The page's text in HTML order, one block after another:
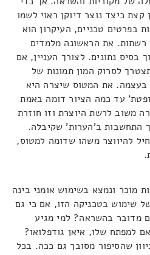
כיצד נוצר דיוקן ראוי לשמו
בפרטים טכניים, העיקרון הוא
רשתות. את הראשונה מלמדים
בסיס נתונים. לצורך העניין, אם
לסרוק המון תמונות של
בעצמה. את המטוס שיצרה היא
עד כמה הציור דומה באמת
משוב לרשת היוצרת וזו חוזרת
התחשבות ב'הערות' שקיבלה.
להיווצר משהו שדומה למטוס,
מוכר ונמצא בשימוש אומני בינה
שימוש בטכניקה הזו, אם כי גם
מדובר בהשראה? למי מגיע
למפתח שלו, איאן גודפלואו?
שהסיפור מסובך גם ככה. בכל